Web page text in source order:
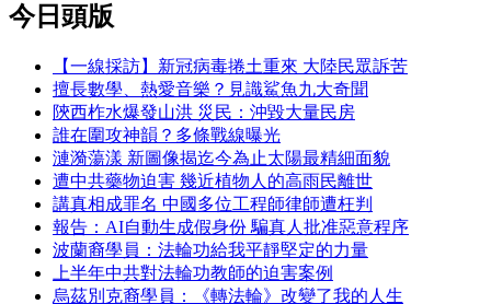
今日頭版
【一線採訪】新冠病毒捲土重來 大陸民眾訴苦
擅長數學、熱愛音樂？見識鯊魚九大奇聞
陝西柞水爆發山洪 災民：沖毀大量民房
誰在圍攻神韻？多條戰線曝光
漣漪蕩漾 新圖像揭迄今為止太陽最精細面貌
遭中共藥物迫害 幾近植物人的高雨民離世
講真相成罪名 中國多位工程師律師遭枉判
報告：AI自動生成假身份 騙真人批准惡意程序
波蘭裔學員：法輪功給我平靜堅定的力量
上半年中共對法輪功教師的迫害案例
烏茲別克裔學員：《轉法輪》改變了我的人生